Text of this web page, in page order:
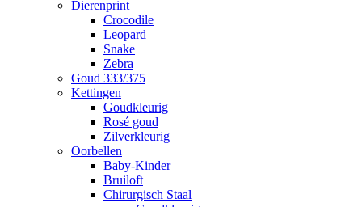
Dierenprint
Crocodile
Leopard
Snake
Zebra
Goud 333/375
Kettingen
Goudkleurig
Rosé goud
Zilverkleurig
Oorbellen
Baby-Kinder
Bruiloft
Chirurgisch Staal